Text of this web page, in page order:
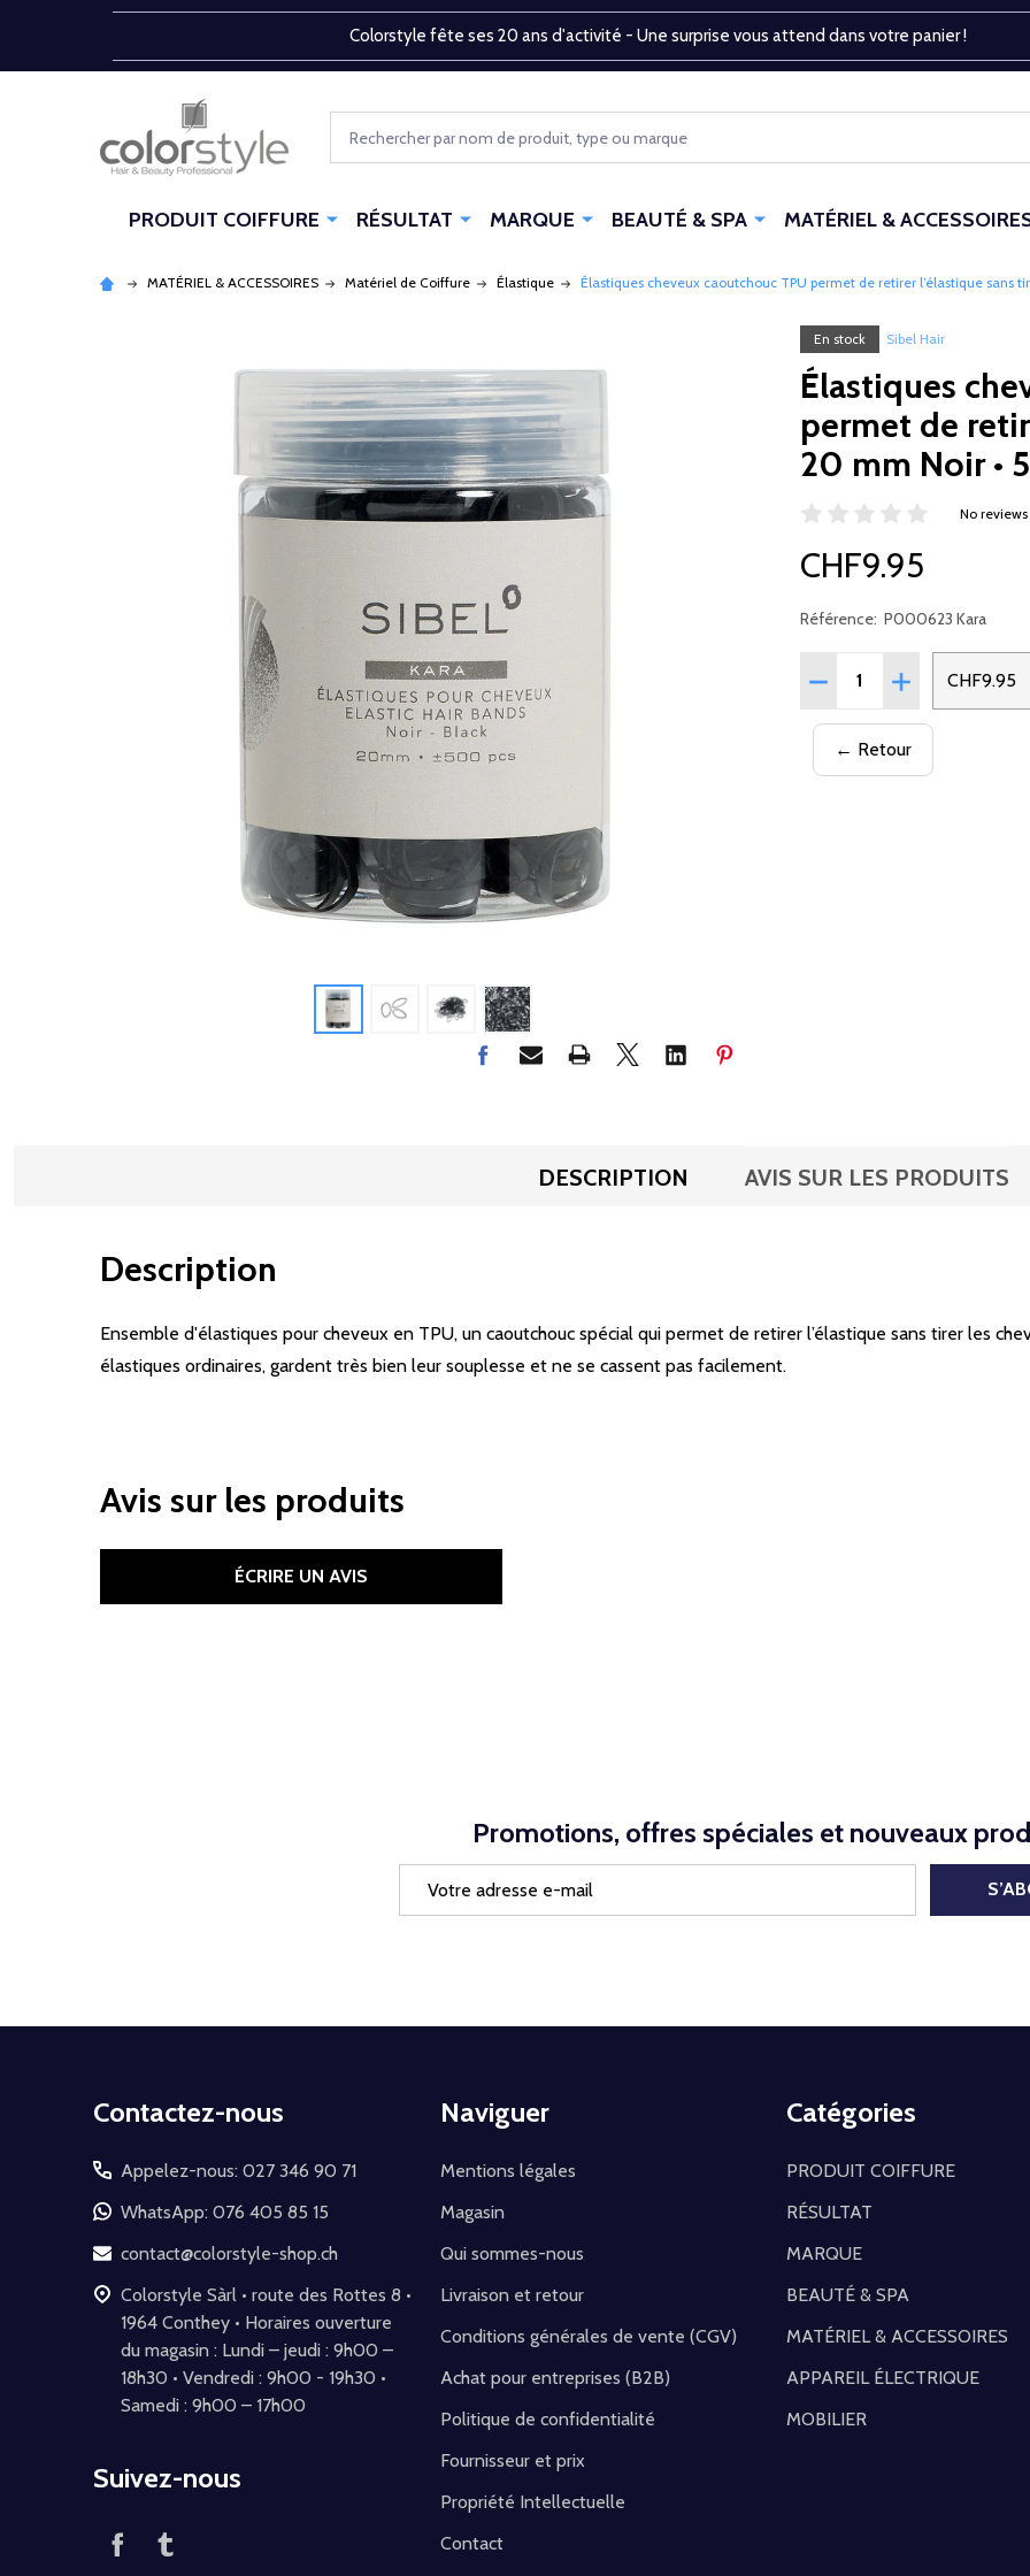
Colorstyle fête ses 20 ans d'activité - Une surprise vous attend dans votre panier !
PRODUIT COIFFURE RÉSULTAT MARQUE BEAUTÉ & SPA MATÉRIEL &
MATÉRIEL & ACCESSOIRES Matériel de Coiffure Élastique Élastiques cheveux caoutchouc TPU permet de retirer l’élastique sans
En stock Sibel Hair
Élastiques
permet de
20 mm Noir •
No
CHF9.95
Référence: P000623 Kara
Quantité: CHF9.95
← Retour
DESCRIPTION AVIS SUR LES PRODUITS
Description
Ensemble d'élastiques pour cheveux en TPU, un caoutchouc spécial qui permet de retirer l’élastique sans tirer les
élastiques ordinaires, gardent très bien leur souplesse et ne se cassent pas facilement.
Avis sur les produits
ÉCRIRE UN AVIS
Promotions, offres spéciales et nouveaux
Contactez-nous
Appelez-nous: 027 346 90 71
WhatsApp: 076 405 85 15
contact@colorstyle-shop.ch
Colorstyle Sàrl • route des Rottes 8 •
1964 Conthey • Horaires ouverture
du magasin : Lundi – jeudi : 9h00 –
18h30 • Vendredi : 9h00 - 19h30 •
Samedi : 9h00 – 17h00
Suivez-nous
Naviguer
Mentions légales
Magasin
Qui sommes-nous
Livraison et retour
Conditions générales de vente (CGV)
Achat pour entreprises (B2B)
Politique de confidentialité
Fournisseur et prix
Propriété Intellectuelle
Contact
Catégories
PRODUIT COIFFURE
RÉSULTAT
MARQUE
BEAUTÉ & SPA
MATÉRIEL & ACCESSOIRES
APPAREIL ÉLECTRIQUE
MOBILIER